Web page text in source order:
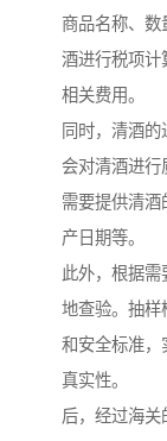
商品名称、
酒进行税项计
相关费用。
同时，清酒的
会对清酒进行
需要提供清酒
产日期等。
此外，根据
地查验。抽样
和安全标准，
真实性。
后，经过海关